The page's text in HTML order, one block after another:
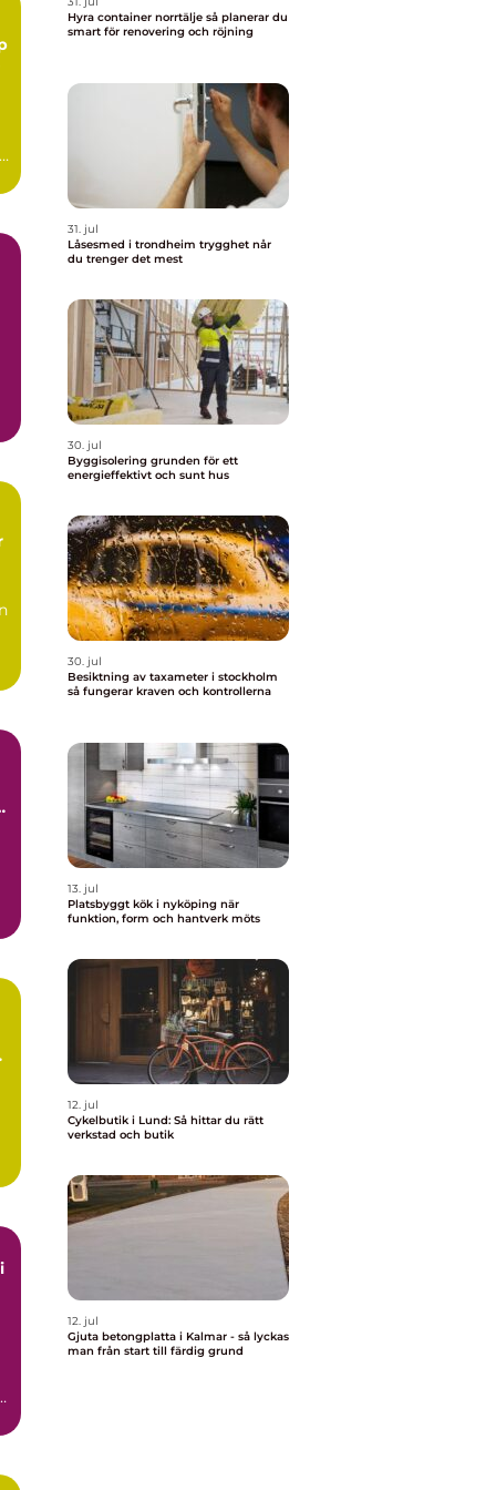
Hyra container norrtälje så planerar du
smart för renovering och röjning
31. jul
Låsesmed i trondheim trygghet når
du trenger det mest
30. jul
Byggisolering grunden för ett
energieffektivt och sunt hus
30. jul
Besiktning av taxameter i stockholm
så fungerar kraven och kontrollerna
13. jul
Platsbyggt kök i nyköping när
funktion, form och hantverk möts
12. jul
Cykelbutik i Lund: Så hittar du rätt
verkstad och butik
12. jul
Gjuta betongplatta i Kalmar - så lyckas
man från start till färdig grund